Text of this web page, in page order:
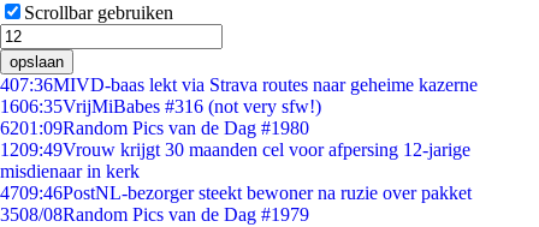
Scrollbar gebruiken
opslaan
407:36MIVD-baas lekt via Strava routes naar geheime kazerne
1606:35VrijMiBabes #316 (not very sfw!)
6201:09Random Pics van de Dag #1980
1209:49Vrouw krijgt 30 maanden cel voor afpersing 12-jarige
misdienaar in kerk
4709:46PostNL-bezorger steekt bewoner na ruzie over pakket
3508/08Random Pics van de Dag #1979